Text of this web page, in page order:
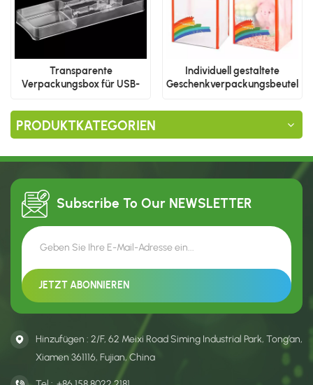
Transparente
Verpackungsbox für USB-
Individuell gestaltete
Geschenkverpackungsbeutel
PRODUKTKATEGORIEN
Subscribe To Our NEWSLETTER
Hinzufügen : 2/F, 62 Meixi Road Siming Industrial Park, Tong’an,
Xiamen 361116, Fujian, China